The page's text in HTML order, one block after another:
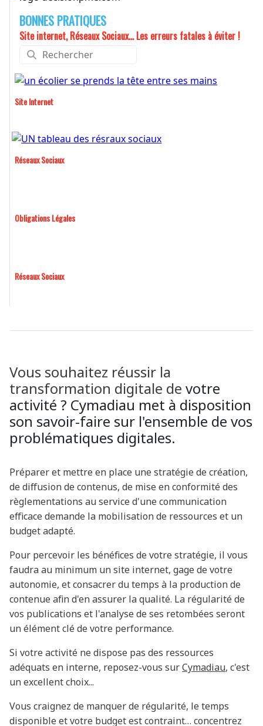
BONNES PRATIQUES
Site internet, Réseaux Sociaux... Les erreurs fatales à éviter !
Site Internet
Réseaux Sociaux
Obligations Légales
Réseaux Sociaux
Vous souhaitez réussir la
transformation digitale de votre
activité ? Cymadiau met à disposition
son savoir-faire sur l'ensemble de vos
problématiques digitales.
Préparer et mettre en place une stratégie de création,
de diffusion de contenus, de mise en conformité des
règlementations au service d'une communication
efficace demande la mobilisation de ressources et un
budget adapté.
Pour percevoir les bénéfices de votre stratégie, il vous
faudra au minimum un site internet, gage de votre
autonomie, et consacrer du temps à la production de
contenue afin d'en assurer la qualité. La régularité de
vos publications et l'analyse de ses retombées seront
un élément clé de votre performance.
Si votre activité ne dispose pas des ressources
adéquats en interne, reposez-vous surCymadiau, c'est
un excellent choix...
Vous craignez de manquer de régularité, le temps
disponible et votre budget est contraint… concentrez